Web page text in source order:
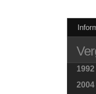
1992
2004